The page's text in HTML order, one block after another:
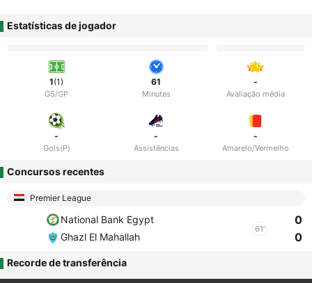
Estatísticas de jogador
1(1)
GS/GP
61
Minutes
-
Avaliação média
-
Gols(P)
-
Assistências
-
Amarelo/Vermelho
Concursos recentes
Premier League
National Bank Egypt
Ghazl El Mahallah
61'
0
0
Recorde de transferência